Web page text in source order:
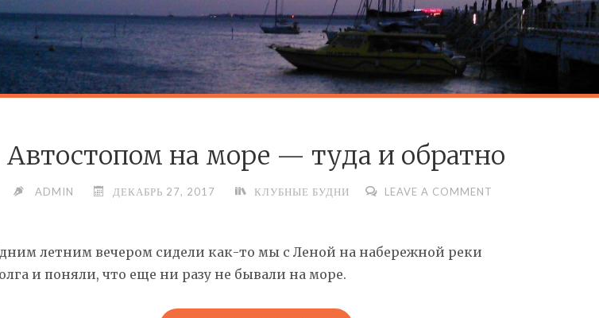
Автостопом на море — туда и обратно
ADMIN ДЕКАБРЬ 27, 2017 КЛУБНЫЕ БУДНИ LEAVE A COMMENT
летним вечером сидели как-то мы с Леной на набережной реки
и поняли, что еще ни разу не бывали на море.